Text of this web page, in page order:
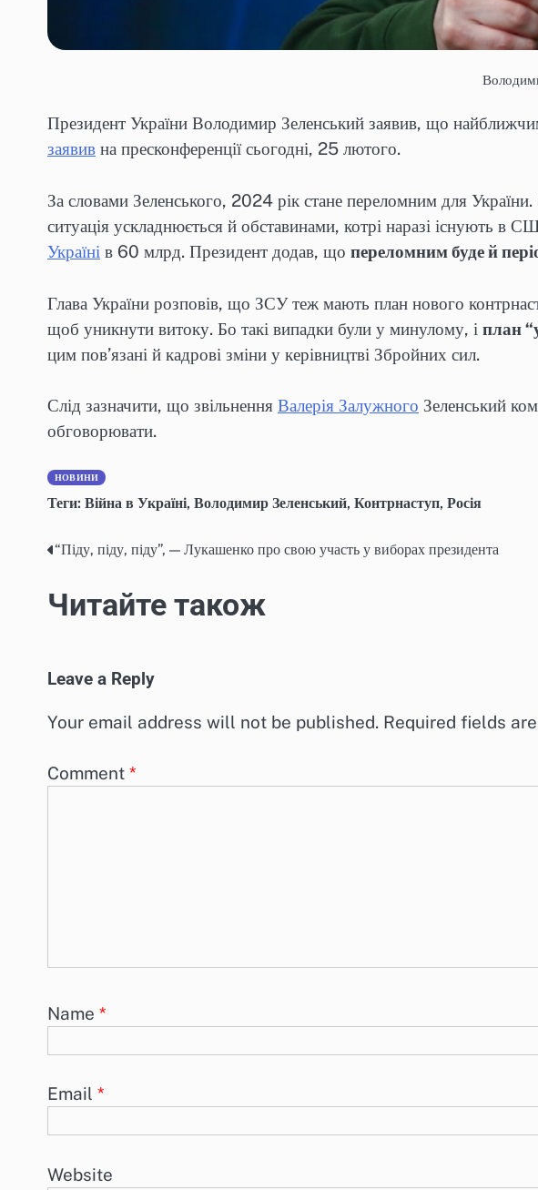
Президент України Володимир Зеленський заявив, що
заявив на пресконференції сьогодні, 25 лютого.
За словами Зеленського, 2024 рік стане переломним для
ситуація ускладнюється й обставинами, котрі наразі існують в
Україні в 60 млрд. Президент додав, що переломним буде й
Глава України розповів, що ЗСУ теж мають план нового
щоб уникнути витоку. Бо такі випадки були у минулому, і план
цим пов’язані й кадрові зміни у керівництві Збройних сил.
Слід зазначити, що звільнення Валерія Залужного Зеленський
обговорювати.
НОВИНИ
Теги: Війна в Україні, Володимир Зеленський, Контрнаступ, Росія
Post
navigation
“Піду, піду, піду”, — Лукашенко про свою участь у виборах президента
Читайте також
Leave a Reply
Your email address will not be published. Required fields
Comment *
Name *
Email *
Website